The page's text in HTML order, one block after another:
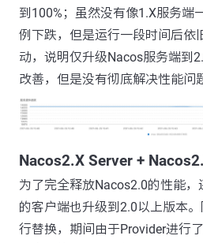
到100%；虽然没有像1.X服务端
例下跌，但是运行一段时间后依
动，说明仅升级Nacos服务端到
改善，但是没有彻底解决性能问
Nacos2.X Server +
为了完全释放Nacos2.0的性能
的客户端也升级到2.0以上版本
行替换，期间由于Provider进行